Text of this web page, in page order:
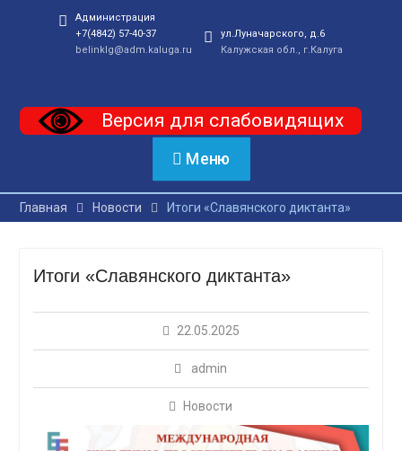
Администрация
+7(4842) 57-40-37
belinklg@adm.kaluga.ru
ул.Луначарского, д.6
Калужская обл., г.Калуга
Версия для слабовидящих
Меню
Главная Новости Итоги «Славянского диктанта»
Итоги «Славянского диктанта»
22.05.2025
admin
Новости